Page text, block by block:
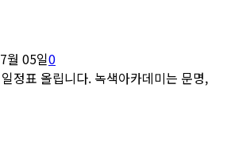
월 05일0
정표 올립니다. 녹색아카데미는 문명,